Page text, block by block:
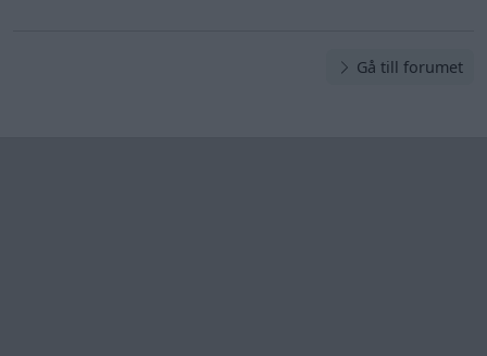
Gå till forumet